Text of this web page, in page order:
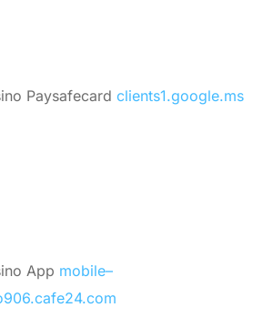
Paysafecard clients1.google.ms
App mobile–